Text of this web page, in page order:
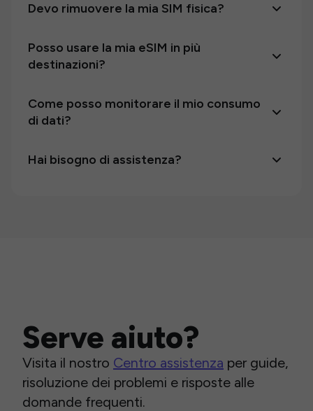
Devo rimuovere la mia SIM fisica?
Posso usare la mia eSIM in più
destinazioni?
Come posso monitorare il mio consumo
di dati?
Hai bisogno di assistenza?
Serve aiuto?
Visita il nostro Centro assistenza per guide,
risoluzione dei problemi e risposte alle
domande frequenti.